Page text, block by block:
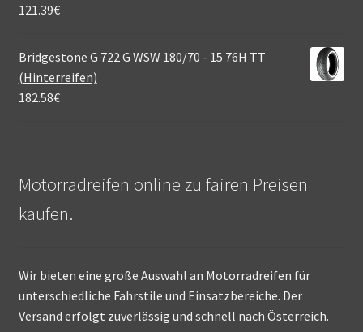
121.39€
Bridgestone G 722 G WSW 180/70 - 15 76H TT
(Hinterreifen)
182.58€
Motorradreifen online zu fairen Preisen
kaufen.
Wir bieten eine große Auswahl an Motorradreifen für
unterschiedliche Fahrstile und Einsatzbereiche. Der
Versand erfolgt zuverlässig und schnell nach Österreich.